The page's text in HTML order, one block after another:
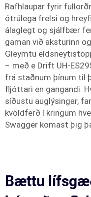
Rafhlaupar fyrir
ótrúlega frelsi og
álaglegt og sjálfbær
gaman við aksturinn
Gleymtu
– með e Drift UH-
frá staðnum þínum til
fljóttari en gangandi.
síðustu auglýsingar,
kvöldferð í kringum
Swagger komast þig
Bættu